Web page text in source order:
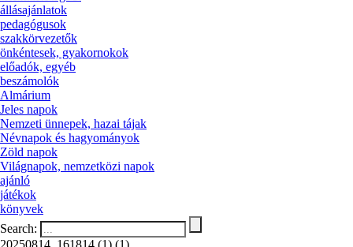
állásajánlatok
pedagógusok
szakkörvezetők
önkéntesek, gyakornokok
előadók, egyéb
beszámolók
Almárium
Jeles napok
Nemzeti ünnepek, hazai tájak
Névnapok és hagyományok
Zöld napok
Világnapok, nemzetközi napok
ajánló
játékok
könyvek
Search:
20250814_161814 (1) (1)